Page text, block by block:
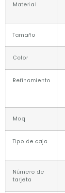
Material
Tamaño
Color
Refinamiento
Moq
Tipo de caja
Número de
tarjeta